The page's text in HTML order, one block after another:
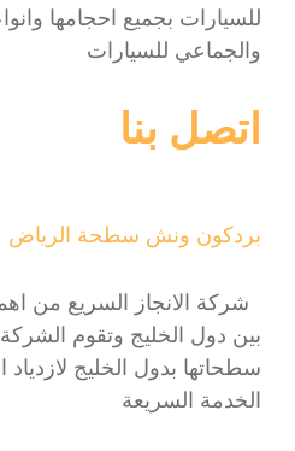
للسيارات بجميع احجامها
والجماعي للسيارات
اتصل بنا
بردكون ونش سطحة الرياض
شركة الانجاز السريع من
بين دول الخليج وتقوم الشركة
سطحاتها بدول الخليج لازدياد
الخدمة السريعة